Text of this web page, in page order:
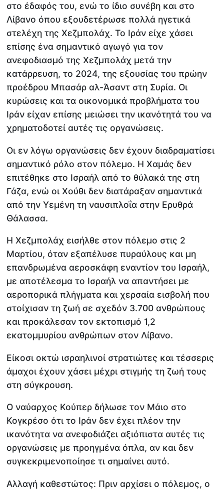
στο έδαφός του, ενώ το ίδιο συνέβη και στο
Λίβανο όπου εξουδετέρωσε πολλά ηγετικά
στελέχη της Χεζμπολάχ. Το Ιράν είχε χάσει
επίσης ένα σημαντικό αγωγό για τον
ανεφοδιασμό της Χεζμπολάχ μετά την
κατάρρευση, το 2024, της εξουσίας του πρώην
προέδρου Μπασάρ αλ-Άσαντ στη Συρία. Οι
κυρώσεις και τα οικονομικά προβλήματα του
Ιράν είχαν επίσης μειώσει την ικανότητά του να
χρηματοδοτεί αυτές τις οργανώσεις.
Οι εν λόγω οργανώσεις δεν έχουν διαδραματίσει
σημαντικό ρόλο στον πόλεμο. Η Χαμάς δεν
επιτέθηκε στο Ισραήλ από το θύλακά της στη
Γάζα, ενώ οι Χούθι δεν διατάραξαν σημαντικά
από την Υεμένη τη ναυσιπλοΐα στην Ερυθρά
Θάλασσα.
Η Χεζμπολάχ εισήλθε στον πόλεμο στις 2
Μαρτίου, όταν εξαπέλυσε πυραύλους και μη
επανδρωμένα αεροσκάφη εναντίον του Ισραήλ,
με αποτέλεσμα το Ισραήλ να απαντήσει με
αεροπορικά πλήγματα και χερσαία εισβολή που
στοίχισαν τη ζωή σε σχεδόν 3.700 ανθρώπους
και προκάλεσαν τον εκτοπισμό 1,2
εκατομμυρίου ανθρώπων στον Λίβανο.
Είκοσι οκτώ ισραηλινοί στρατιώτες και τέσσερις
άμαχοι έχουν χάσει μέχρι στιγμής τη ζωή τους
στη σύγκρουση.
Ο ναύαρχος Κούπερ δήλωσε τον Μάιο στο
Κογκρέσο ότι το Ιράν δεν έχει πλέον την
ικανότητα να ανεφοδιάζει αξιόπιστα αυτές τις
οργανώσεις με προηγμένα όπλα, αν και δεν
συγκεκριμενοποίησε τι σημαίνει αυτό.
Αλλαγή καθεστώτος: Πριν αρχίσει ο πόλεμος, ο